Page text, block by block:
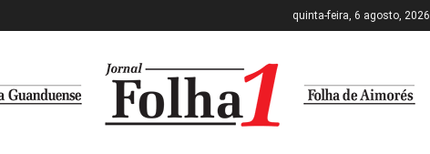
quinta-feira, 6 agosto, 2026